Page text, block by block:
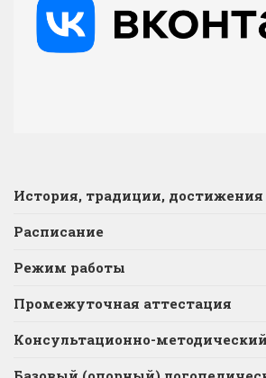
История, традиции, достижения
Расписание
Режим работы
Промежуточная аттестация
Консультационно-